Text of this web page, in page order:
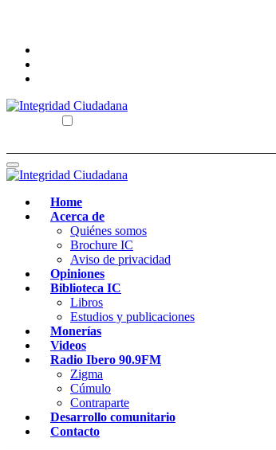
Correo electrónico: integridadciudadana@hotmail.com
Home
Acerca de
Quiénes somos
Brochure IC
Aviso de privacidad
Opiniones
Biblioteca IC
Libros
Estudios y publicaciones
Monerías
Videos
Radio Ibero 90.9FM
Zigma
Cúmulo
Contraparte
Desarrollo comunitario
Contacto